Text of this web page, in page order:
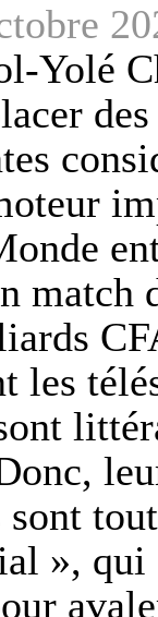
Yolé
match
les
sont
», qui